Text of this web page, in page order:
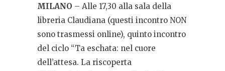
MILANO – Alle 17,30 alla sala della
libreria Claudiana (questi incontro NON
sono trasmessi online), quinto incontro
del ciclo “Ta eschata: nel cuore
dell’attesa. La riscoperta